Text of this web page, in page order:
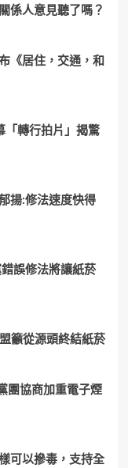
係人意見聽了嗎？
《居住，交通，和
「轉行拍片」揭驚
揚:修法速度快得
誤修法將讓紙菸
籲從源頭終結紙菸
團協商加重電子煙
可以摻毒，支持全